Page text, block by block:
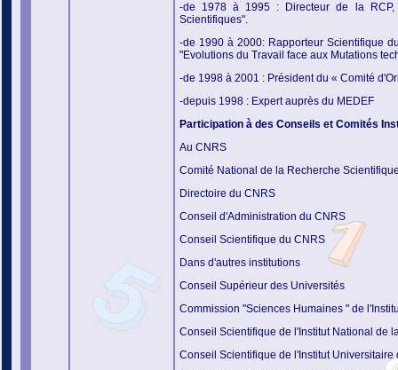
-de 1978 à 1995 : Directeur de
la
Scientifiques".
-de 1990 à 2000: Rapporteur Scientifique
"Evolutions du Travail face aux Mutations
-de 1998 à 2001 : Président du « Comité
-depuis 1998 : Expert auprès du MEDEF
Participation à des Conseils et Comités
Au CNRS
Comité National de la Recherche
Directoire du CNRS
Conseil d'Administration du CNRS
Conseil Scientifique du CNRS
Dans d'autres institutions
Conseil Supérieur des Universités
Commission "Sciences Humaines " de
Conseil Scientifique de l'Institut National de
Conseil Scientifique de l'Institut